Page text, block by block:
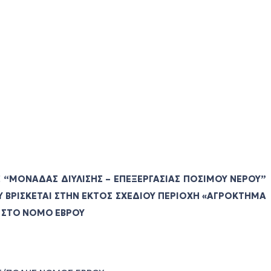
“ΜΟΝΑΔΑΣ ΔΙΥΛΙΣΗΣ – ΕΠΕΞΕΡΓΑΣΙΑΣ ΠΟΣΙΜΟΥ ΝΕΡΟΥ”
ΣΤΗΝ ΕΚΤΟΣ ΣΧΕΔΙΟΥ ΠΕΡΙΟΧΗ «ΑΓΡΟΚΤΗΜΑ
ΣΤΟ ΝΟΜΟ ΕΒΡΟΥ